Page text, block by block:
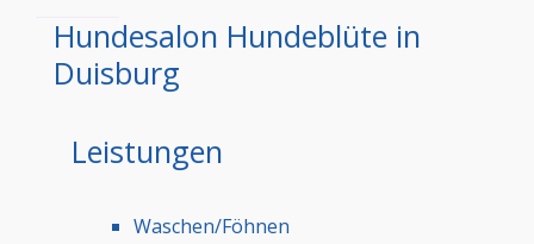
Hundesalon Hundeblüte in
Duisburg
Leistungen
Waschen/Föhnen